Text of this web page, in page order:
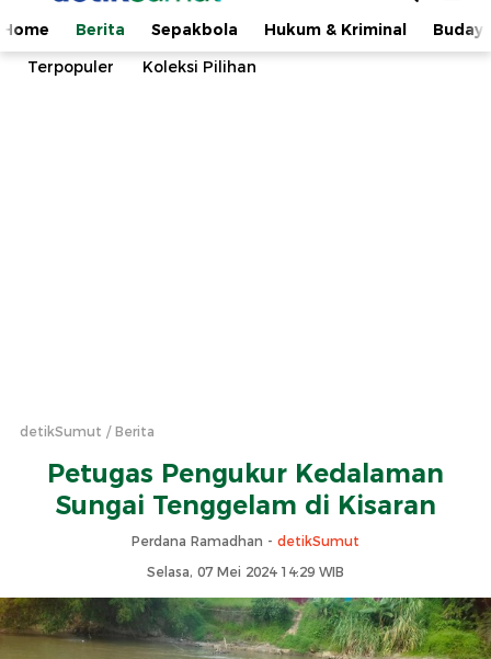
Home Berita Sepakbola Hukum & Kriminal
Terpopuler
Koleksi Pilihan
detikSumut Berita
Petugas Pengukur Kedalaman
Sungai Tenggelam di Kisaran
Perdana Ramadhan - detikSumut
Selasa, 07 Mei 2024 14:29 WIB